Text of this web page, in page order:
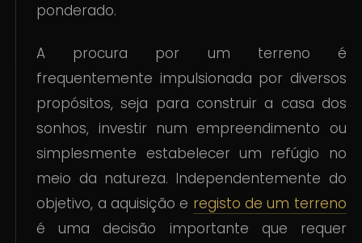
ponderado.
A procura por um terreno é
frequentemente impulsionada por diversos
propósitos, seja para construir a casa dos
sonhos, investir num empreendimento ou
simplesmente estabelecer um refúgio no
meio da natureza. Independentemente do
objetivo, a aquisição e registo de um terreno
é uma decisão importante que requer